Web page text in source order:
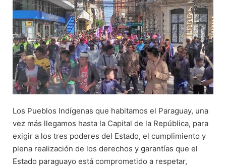
Los Pueblos Indígenas que habitamos el Paraguay, una
vez más llegamos hasta la Capital de la República, para
exigir a los tres poderes del Estado, el cumplimiento y
plena realización de los derechos y garantías que el
Estado paraguayo está comprometido a respetar,